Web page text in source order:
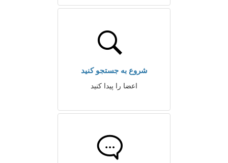
شروع به جستجو کنید
اعضا را پیدا کنید